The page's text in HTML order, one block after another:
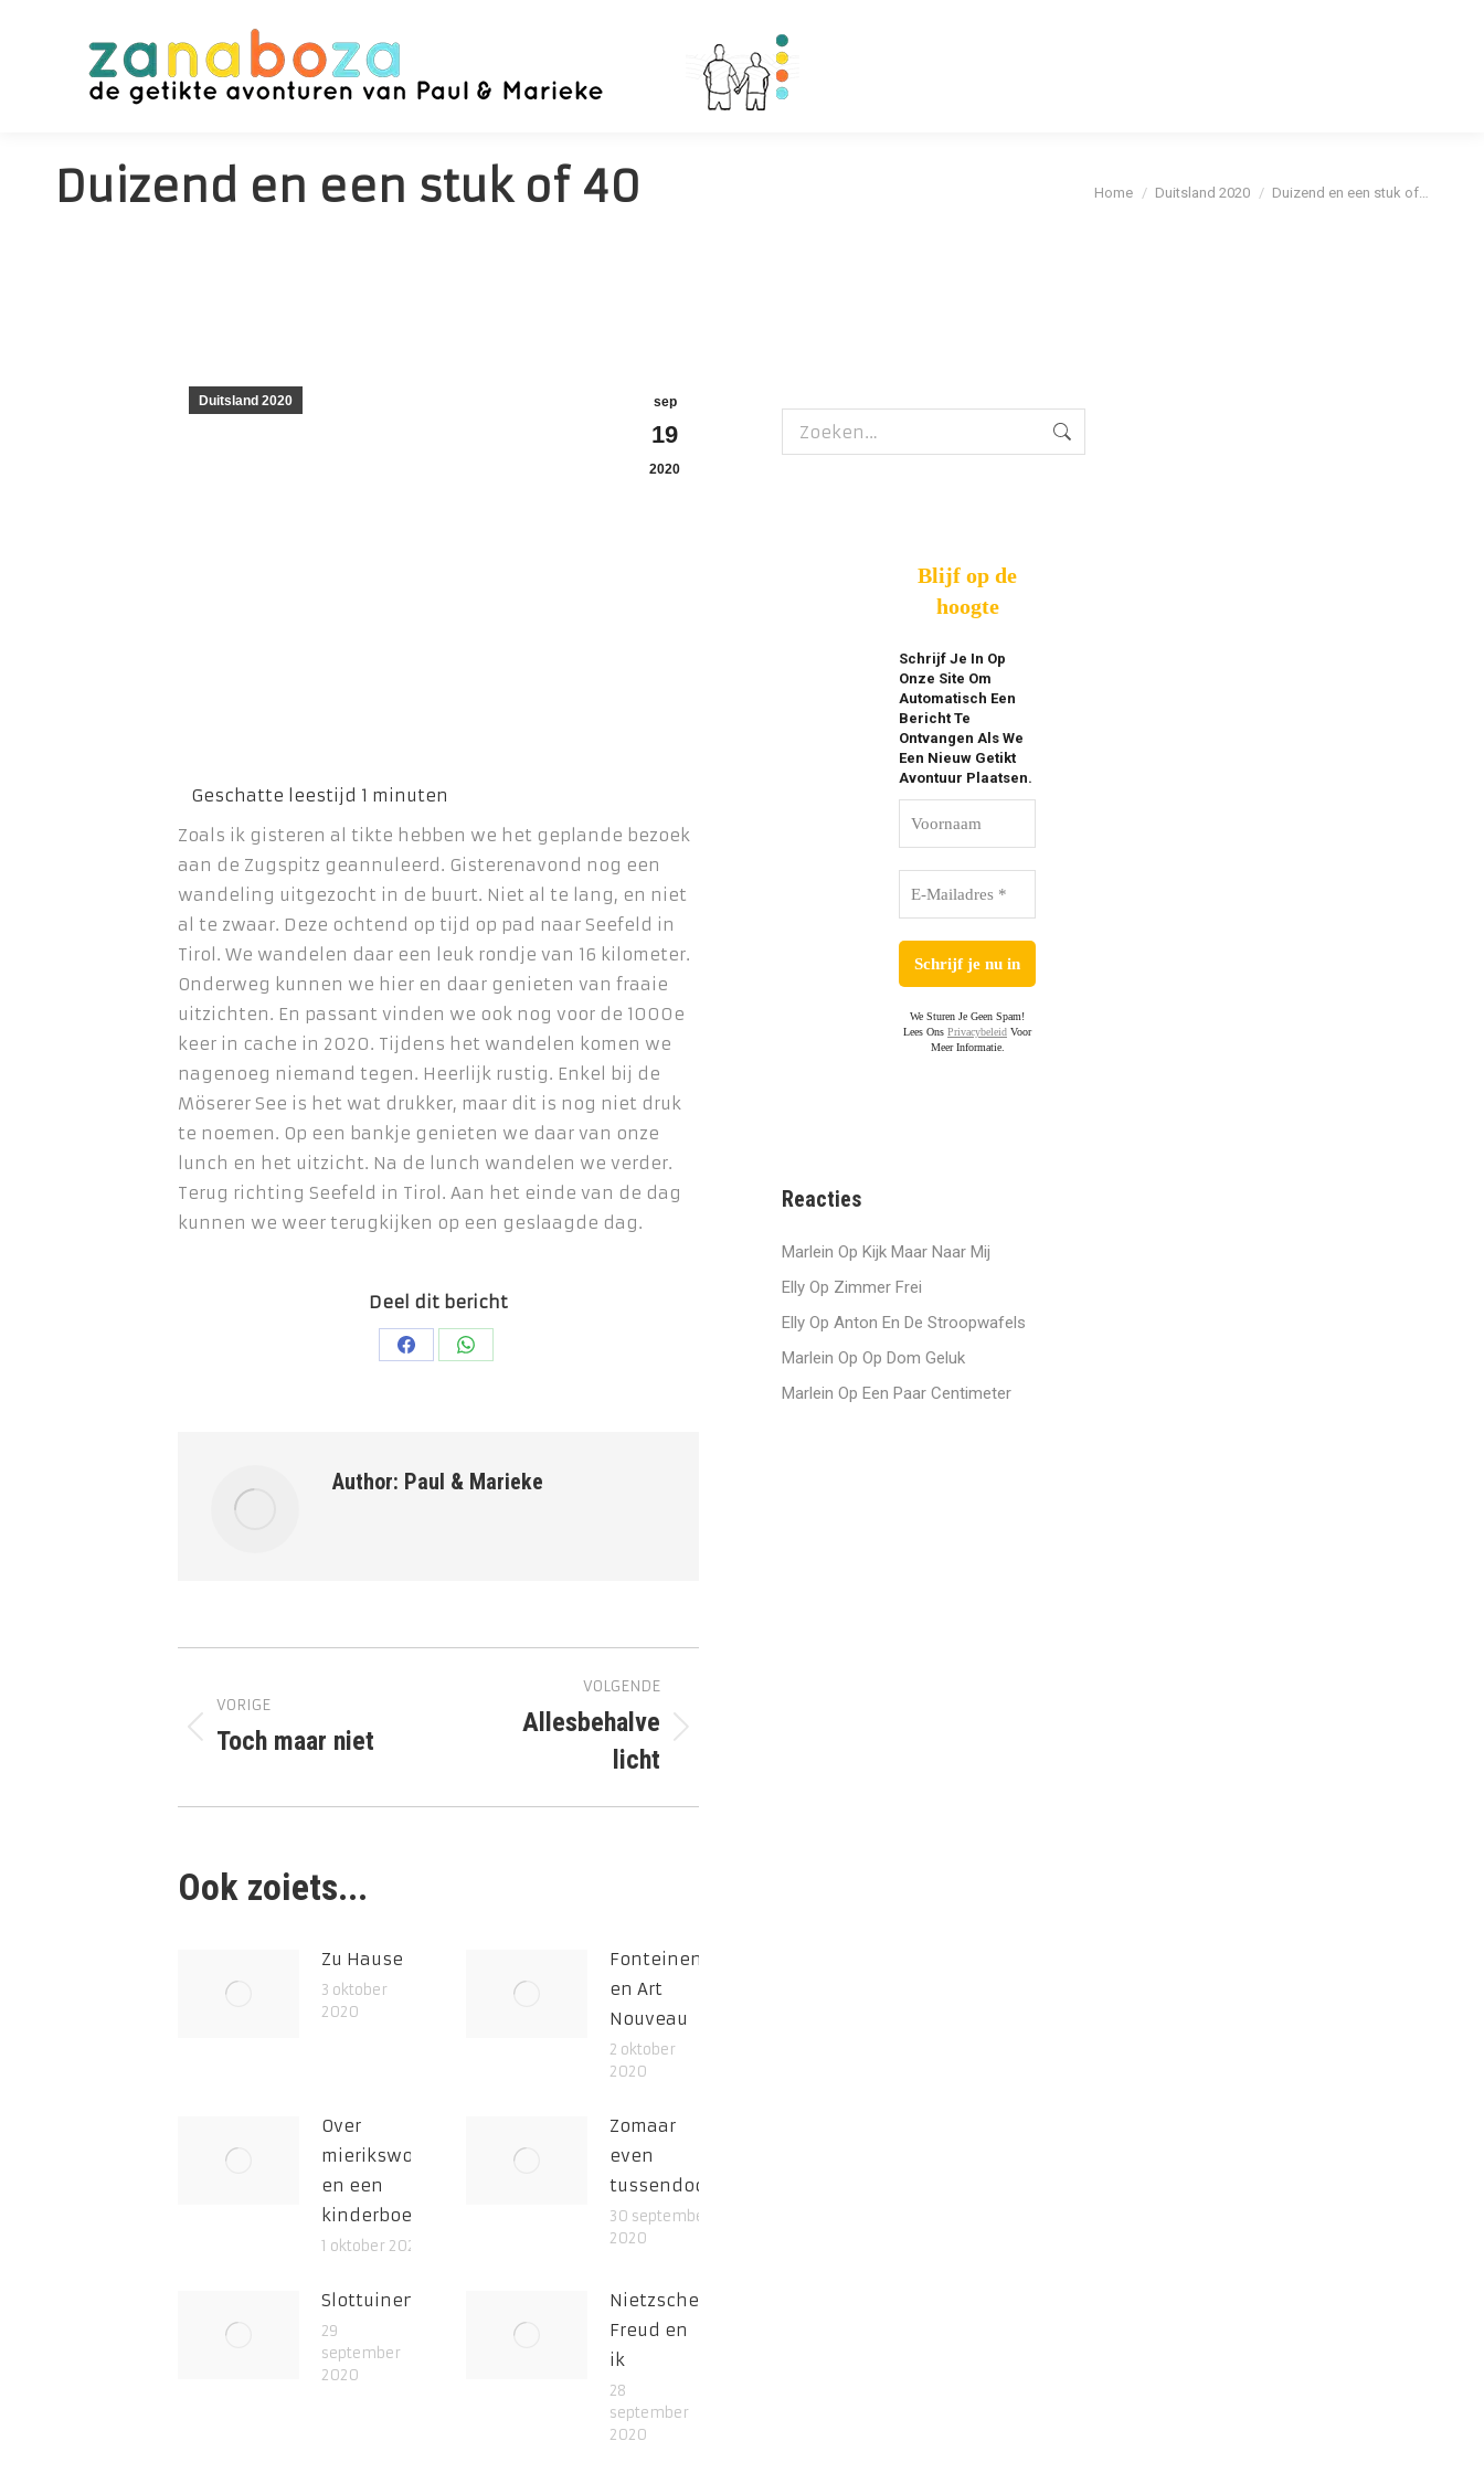
Duizend en een stuk of 40 Je bent hier:
Home Duitsland 2020 Duizend en een stuk of…
sep
19
2020
Duitsland 2020
Zoals ik gisteren al tikte hebben we het geplande bezoek
aan de Zugspitz geannuleerd. Gisterenavond nog een
wandeling uitgezocht in de buurt. Niet al te lang, en niet
al te zwaar. Deze ochtend op tijd op pad naar Seefeld in
Tirol. We wandelen daar een leuk rondje van 16 kilometer.
Onderweg kunnen we hier en daar genieten van fraaie
uitzichten. En passant vinden we ook nog voor de 1000e
keer in cache in 2020. Tijdens het wandelen komen we
nagenoeg niemand tegen. Heerlijk rustig. Enkel bij de
Möserer See is het wat drukker, maar dit is nog niet druk
te noemen. Op een bankje genieten we daar van onze
lunch en het uitzicht. Na de lunch wandelen we verder.
Terug richting Seefeld in Tirol. Aan het einde van de dag
kunnen we weer terugkijken op een geslaagde dag.
Deel dit bericht
Deel
Deel
Author: Paul & Marieke
navigatie
VORIGE
Vorig
Toch maar niet
VOLGENDE
Allesbehalve
licht
Ook zoiets...
Zu Hause
3 oktober
2020
Fonteinen
en Art
Nouveau
2 oktober
2020
Over
mierikswortel
en een
kinderboek
1 oktober 2020
Zomaar
even
tussendoor
30 september
2020
Slottuinen
29
september
2020
Nietzsche,
Freud en
ik
28
september
2020
Zoeken:
Blijf op de
hoogte
Schrijf Je In Op
Onze Site Om
Automatisch Een
Bericht Te
Ontvangen Als We
Een Nieuw Getikt
Avontuur Plaatsen.
We Sturen Je Geen Spam!
Lees OnsPrivacybeleid Voor
Meer Informatie.
Reacties
Marlein Op Kijk Maar Naar Mij
Elly Op Zimmer Frei
Elly Op Anton En De Stroopwafels
Marlein Op Op Dom Geluk
Marlein Op Een Paar Centimeter